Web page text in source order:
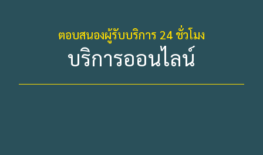
ตอบสนองผู้รับบริการ 24 ชั่วโมง
บริการออนไลน์